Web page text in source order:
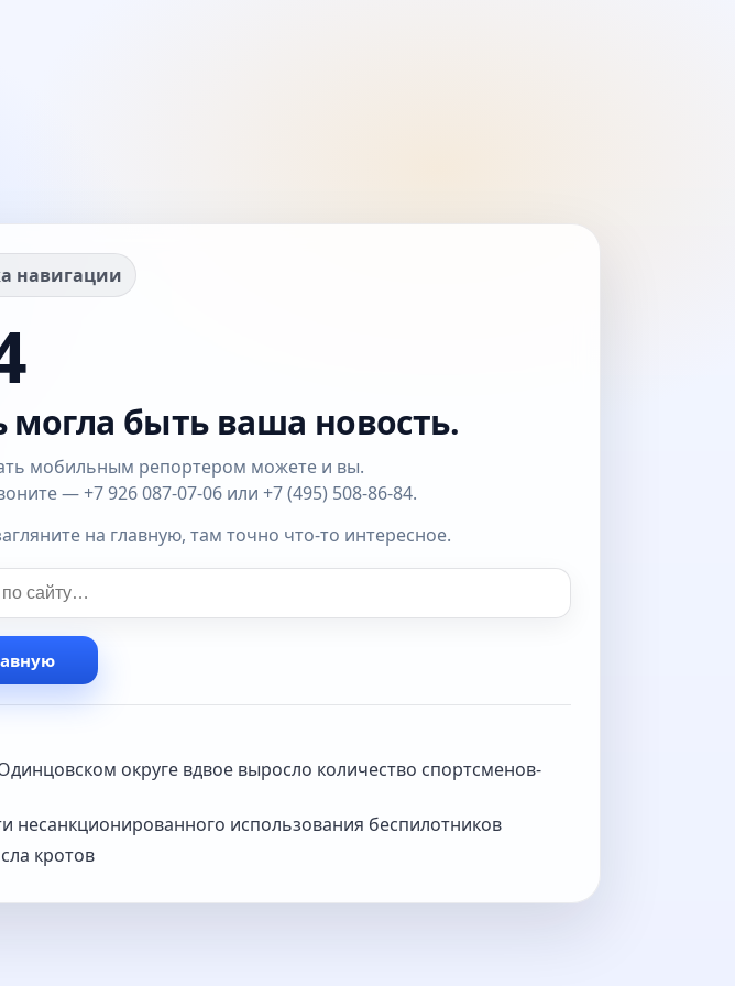
навигации
могла быть ваша новость.
мобильным репортером можете и вы.
— +7 926 087-07-06 или +7 (495) 508-86-84.
на главную, там точно что-то интересное.
округе вдвое выросло количество спортсменов-
несанкционированного использования беспилотников
кротов